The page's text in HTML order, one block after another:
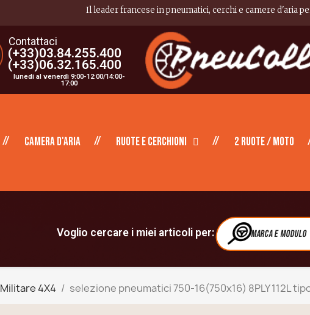
Il leader francese in pneumatici, cerchi e camere d'aria
Contattaci
(+33)03.84.255.400
(+33)06.32.165.400
lunedi al venerdì 9:00-12:00/14:00-
17:00
Camera d'aria Ruote e cerchioni 2 ruote / moto
Voglio cercare i miei articoli per: Marca e modulo
Militare 4X4 selezione pneumatici 750-16(750x16) 8PLY 112L